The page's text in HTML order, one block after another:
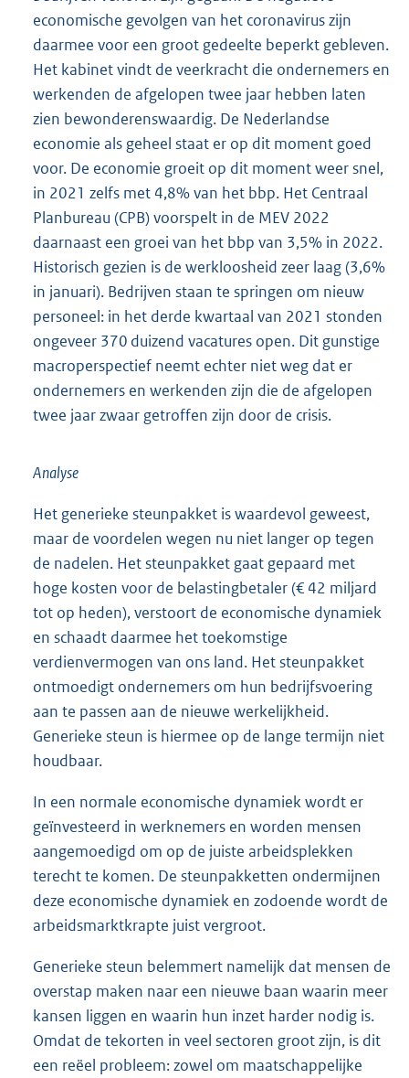
economische gevolgen van het coronavirus zijn
daarmee voor een groot gedeelte beperkt gebleven.
Het kabinet vindt de veerkracht die ondernemers en
werkenden de afgelopen twee jaar hebben laten
zien bewonderenswaardig. De Nederlandse
economie als geheel staat er op dit moment goed
voor. De economie groeit op dit moment weer snel,
in 2021 zelfs met 4,8% van het bbp. Het Centraal
Planbureau (CPB) voorspelt in de MEV 2022
daarnaast een groei van het bbp van 3,5% in 2022.
Historisch gezien is de werkloosheid zeer laag (3,6%
in januari). Bedrijven staan te springen om nieuw
personeel: in het derde kwartaal van 2021 stonden
ongeveer 370 duizend vacatures open. Dit gunstige
macroperspectief neemt echter niet weg dat er
ondernemers en werkenden zijn die de afgelopen
twee jaar zwaar getroffen zijn door de crisis.
Analyse
Het generieke steunpakket is waardevol geweest,
maar de voordelen wegen nu niet langer op tegen
de nadelen. Het steunpakket gaat gepaard met
hoge kosten voor de belastingbetaler (€ 42 miljard
tot op heden), verstoort de economische dynamiek
en schaadt daarmee het toekomstige
verdienvermogen van ons land. Het steunpakket
ontmoedigt ondernemers om hun bedrijfsvoering
aan te passen aan de nieuwe werkelijkheid.
Generieke steun is hiermee op de lange termijn niet
houdbaar.
In een normale economische dynamiek wordt er
geïnvesteerd in werknemers en worden mensen
aangemoedigd om op de juiste arbeidsplekken
terecht te komen. De steunpakketten ondermijnen
deze economische dynamiek en zodoende wordt de
arbeidsmarktkrapte juist vergroot.
Generieke steun belemmert namelijk dat mensen de
overstap maken naar een nieuwe baan waarin meer
kansen liggen en waarin hun inzet harder nodig is.
Omdat de tekorten in veel sectoren groot zijn, is dit
een reëel probleem: zowel om maatschappelijke